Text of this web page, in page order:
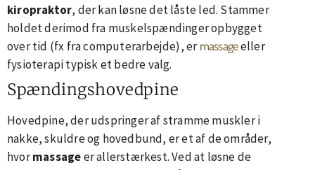
kiropraktor, der kan løsne det låste led. Stammer
holdet derimod fra muskelspændinger opbygget
over tid (fx fra computerarbejde), ermassageeller
fysioterapi typisk et bedre valg.
Spændingshovedpine
Hovedpine, der udspringer af stramme muskler i
nakke, skuldre og hovedbund, er et af de områder,
hvormassageer allerstærkest. Ved at løsne de